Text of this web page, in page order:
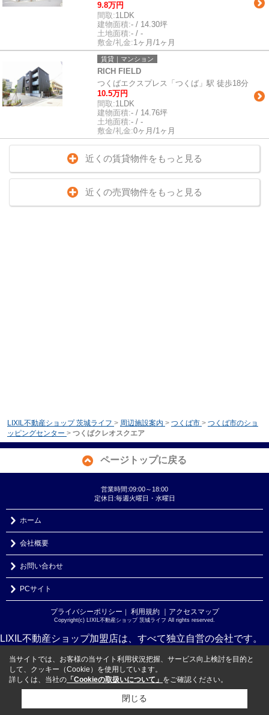
9.8万円
間取:1LDK
建物面積:- / 14.30坪
土地面積:- / -
敷金/礼金:1ヶ月/1ヶ月
賃貸｜マンション
RICH FIELD
つくばエクスプレス「つくば」駅 徒歩18分
10.5万円
間取:1LDK
建物面積:- / 14.76坪
土地面積:- / -
敷金/礼金:0ヶ月/1ヶ月
近くの賃貸物件をもっと見る
近くの売買物件をもっと見る
LIXIL不動産ショップ 茨城ライフ > 周辺施設案内 > つくば市 > つくば市のショ
ッピングセンター > つくばクレオスクエア
ページトップに戻る
営業時間:09:00～18:00
定休日:毎週火曜日・水曜日
ホーム
会社概要
お問い合わせ
PCサイト
プライバシーポリシー ｜ 利用規約 ｜アクセスマップ
Copyright(c) LIXIL不動産ショップ 茨城ライフ All rights reserved.
LIXIL不動産ショップ加盟店は、すべて独立自営の会社です。
当サイトでは、お客様の当サイト利用状況把握、サービス向上検討を目的と
して、クッキー（Cookie）を使用しています。
詳しくは、当社の 「Cookieの取扱いについて」 をご確認ください。
閉じる